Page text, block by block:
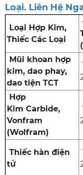
Loại. Liên Hệ
Loại Hợp Kim,
Thiếc Các Loại
Mũi khoan hợp
kim, dao phay,
dao tiện TCT
Hợp
Kim Carbide,
Vonfram
(Wolfram)
Thiếc hàn điện
tử